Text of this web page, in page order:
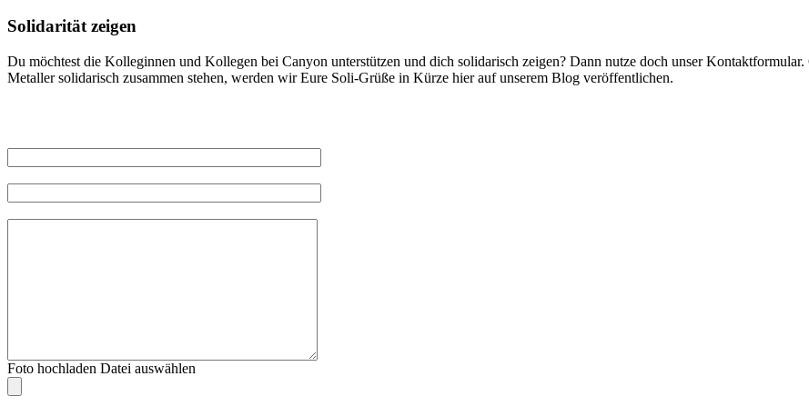
Solidarität zeigen
Du möchtest die Kolleginnen und Kollegen bei Canyon unterstützen und dich solidarisch zeigen? Dann nutze doch unser
Metaller solidarisch zusammen stehen, werden wir Eure Soli-Grüße in Kürze hier auf unserem Blog veröffentlichen.
Foto hochladen Datei auswählen